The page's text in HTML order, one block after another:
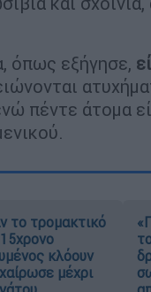
όπως εξήγησε,
πέντε άτομα
το τρομακτικό
κλόουν
μέχρι